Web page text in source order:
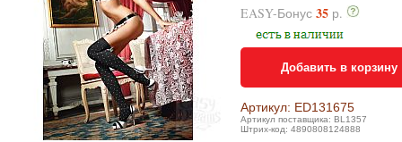
EASY-Бонус 35 р.
Добавить в корзину
Артикул: ED131675
Артикул поставщика: BL1357
Штрих-код: 4890808124888